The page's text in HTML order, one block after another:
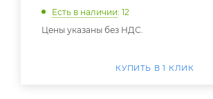
Есть в наличии: 12
Цены указаны без НДС.
КУПИТЬ В 1 КЛИК